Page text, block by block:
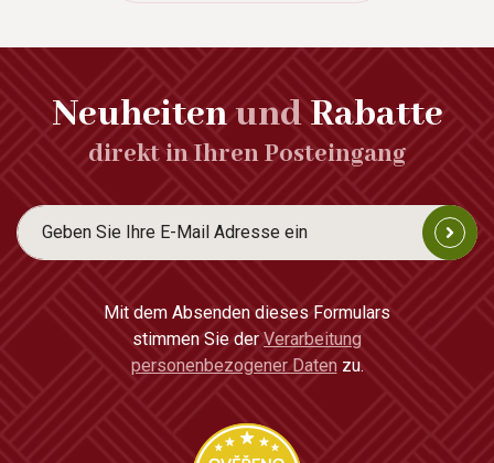
NeuheitenundRabatte
direkt in Ihren Posteingang
Mit dem Absenden dieses Formulars
stimmen Sie der Verarbeitung
personenbezogener Daten zu.